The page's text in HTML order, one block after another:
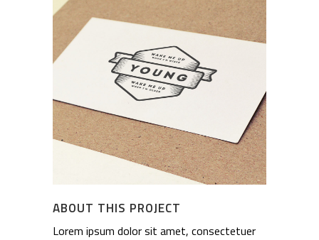
ABOUT THIS PROJECT
Lorem ipsum dolor sit amet, consectetuer